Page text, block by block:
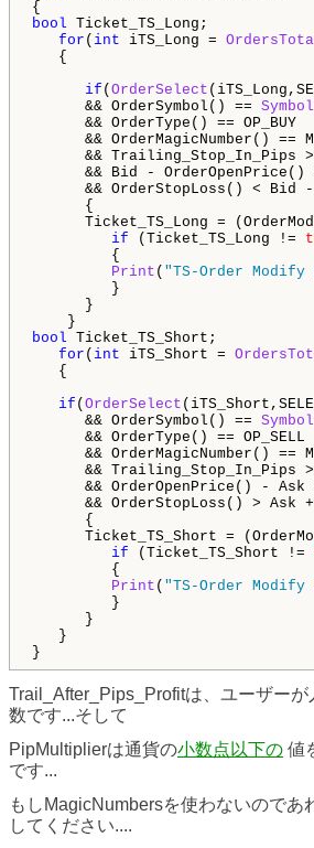
bool Ticket_TS_Long;
for ( int iTS_Long =
{
if ( OrderSelect
&& OrderSymbol() == Symbol
&& OrderType() == OP_BUY
&& OrderMagicNumber() ==
&& Trailing_Stop_In_Pips >
&& Bid - OrderOpenPrice()
&& OrderStopLoss() < Bid -
{
Ticket_TS_Long =
if (Ticket_TS_Long !=
{
Print ( "TS-Order
}
}
bool Ticket_TS_Short;
for ( int iTS_Short =
{
if ( OrderSelect
&& OrderSymbol() == Symbol
&& OrderType() == OP_SELL
&& OrderMagicNumber() ==
&& Trailing_Stop_In_Pips >
&& OrderOpenPrice() - Ask
&& OrderStopLoss() > Ask +
{
Ticket_TS_Short =
if (Ticket_TS_Short !=
{
Print ( "TS-Order
}
}
}
}
Trail_After_Pips_Profitは、ユーザー
数です...そして
PipMultiplierは通貨の小数点以下の 値
です...
もしMagicNumbersを使わないのであ
してください....